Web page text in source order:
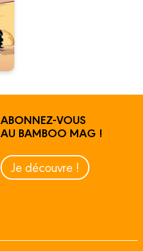
ABONNEZ-VOUS
AU BAMBOO MAG !
Je découvre !